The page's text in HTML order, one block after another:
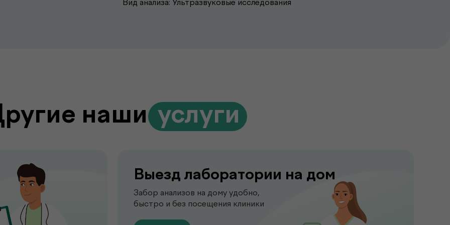
Вид анализа: Ультразвуковые исследования
наши.услуги
Выезд лаборатории на дом
Забор анализов на дому удобно,
быстро и без посещения клиники